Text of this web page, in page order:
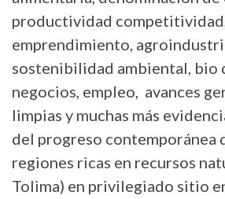
productividad
emprendimiento,
sostenibilidad ambiental, bio
negocios, empleo, avances
limpias y muchas más
del progreso contemporánea
regiones ricas en recursos
Tolima) en privilegiado sitio